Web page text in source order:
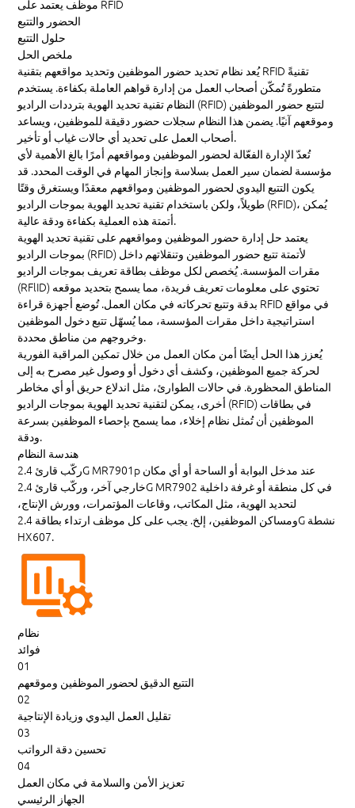
موظف يعتمد على RFID
الحضور والتتبع
حلول التتبع
ملخص الحل
يُعد نظام تحديد حضور الموظفين وتحديد مواقعهم بتقنية RFID تقنيةً
متطورةً تُمكّن أصحاب العمل من إدارة قواهم العاملة بكفاءة. يستخدم
النظام تقنية تحديد الهوية بترددات الراديو (RFID) لتتبع حضور الموظفين
وموقعهم آنيًا. يضمن هذا النظام سجلات حضور دقيقة للموظفين، ويساعد
أصحاب العمل على تحديد أي حالات غياب أو تأخير.
تُعدّ الإدارة الفعّالة لحضور الموظفين ومواقعهم أمرًا بالغ الأهمية لأي
مؤسسة لضمان سير العمل بسلاسة وإنجاز المهام في الوقت المحدد. قد
يكون التتبع اليدوي لحضور الموظفين ومواقعهم معقدًا ويستغرق وقتًا
طويلاً، ولكن باستخدام تقنية تحديد الهوية بموجات الراديو (RFID)، يُمكن
أتمتة هذه العملية بكفاءة ودقة عالية.
يعتمد حل إدارة حضور الموظفين ومواقعهم على تقنية تحديد الهوية
بموجات الراديو (RFID) لأتمتة تتبع حضور الموظفين وتنقلاتهم داخل
مقرات المؤسسة. يُخصص لكل موظف بطاقة تعريف بموجات الراديو
(RFlID) تحتوي على معلومات تعريف فريدة، مما يسمح بتحديد موقعه
بدقة وتتبع تحركاته في مكان العمل. تُوضع أجهزة قراءة RFID في مواقع
استراتيجية داخل مقرات المؤسسة، مما يُسهّل تتبع دخول الموظفين
وخروجهم من مناطق محددة.
يُعزز هذا الحل أيضًا أمن مكان العمل من خلال تمكين المراقبة الفورية
لحركة جميع الموظفين، وكشف أي دخول أو وصول غير مصرح به إلى
المناطق المحظورة. في حالات الطوارئ، مثل اندلاع حريق أو أي مخاطر
أخرى، يمكن لتقنية تحديد الهوية بموجات الراديو (RFID) في بطاقات
الموظفين أن تُمثل نظام إخلاء، مما يسمح بإحصاء الموظفين بسرعة
ودقة.
هندسة النظام
ركّب قارئ 2.4G MR7901p عند مدخل البوابة أو الساحة أو أي مكان
خارجي آخر، وركّب قارئ 2.4G MR7902 في كل منطقة أو غرفة داخلية
لتحديد الهوية، مثل المكاتب، وقاعات المؤتمرات، وورش الإنتاج،
ومساكن الموظفين، إلخ. يجب على كل موظف ارتداء بطاقة 2.4G نشطة
HX607.
نظام
فوائد
01
التتبع الدقيق لحضور الموظفين وموقعهم
02
تقليل العمل اليدوي وزيادة الإنتاجية
03
تحسين دقة الرواتب
04
تعزيز الأمن والسلامة في مكان العمل
الجهاز الرئيسي